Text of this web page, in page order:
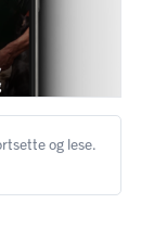
og lese.